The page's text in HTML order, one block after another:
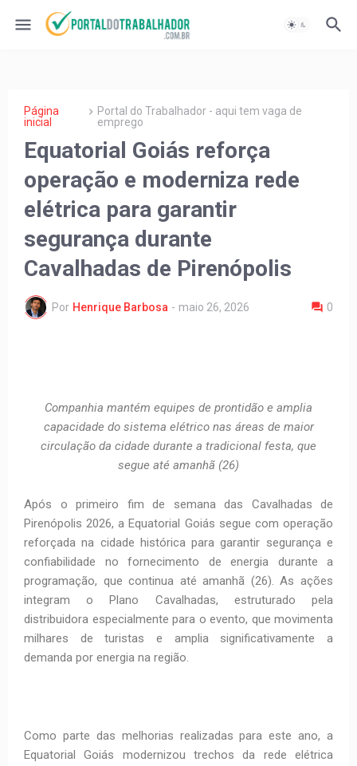
Página
inicial
Portal do Trabalhador - aqui tem vaga de
emprego
Equatorial Goiás reforça
operação e moderniza rede
elétrica para garantir
segurança durante
Cavalhadas de Pirenópolis
Por Henrique Barbosa - maio 26, 2026 0
Companhia mantém equipes de prontidão e amplia
capacidade do sistema elétrico nas áreas de maior
circulação da cidade durante a tradicional festa, que
segue até amanhã (26)
Após o primeiro fim de semana das Cavalhadas de
Pirenópolis 2026, a Equatorial Goiás segue com operação
reforçada na cidade histórica para garantir segurança e
confiabilidade no fornecimento de energia durante a
programação, que continua até amanhã (26). As ações
integram o Plano Cavalhadas, estruturado pela
distribuidora especialmente para o evento, que movimenta
milhares de turistas e amplia significativamente a
demanda por energia na região.
Como parte das melhorias realizadas para este ano, a
Equatorial Goiás modernizou trechos da rede elétrica